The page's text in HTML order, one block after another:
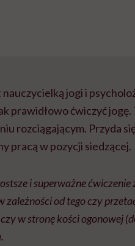
jogi i
prawidłowo ćwiczyć jogę.
rozciągającym. Przyda
pracą w pozycji siedzącej.
i superważne ćwiczenie
zależności od tego czy
w stronę kości ogonowej